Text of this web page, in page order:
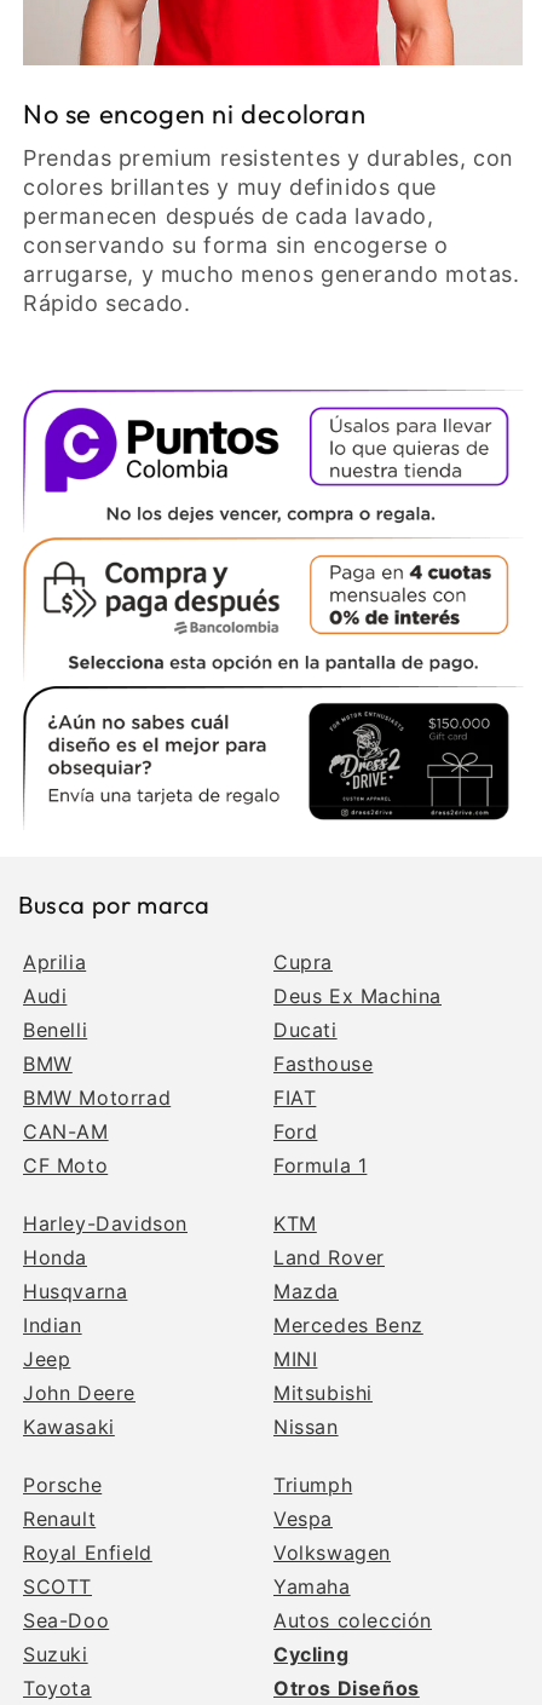
No se encogen ni decoloran
Prendas premium resistentes y durables, con
colores brillantes y muy definidos que
permanecen después de cada lavado,
conservando su forma sin encogerse o
arrugarse, y mucho menos generando motas.
Rápido secado.
Busca por marca
Aprilia
Audi
Benelli
BMW
BMW Motorrad
CAN-AM
CF Moto
Cupra
Deus Ex Machina
Ducati
Fasthouse
FIAT
Ford
Formula 1
Harley-Davidson
Honda
Husqvarna
Indian
Jeep
John Deere
Kawasaki
KTM
Land Rover
Mazda
Mercedes Benz
MINI
Mitsubishi
Nissan
Porsche
Renault
Royal Enfield
SCOTT
Sea-Doo
Suzuki
Toyota
Triumph
Vespa
Volkswagen
Yamaha
Autos colección
Cycling
Otros Diseños